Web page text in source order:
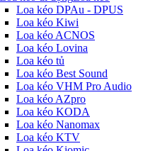
Loa kéo DPAu - DPUS
Loa kéo Kiwi
Loa kéo ACNOS
Loa kéo Lovina
Loa kéo tủ
Loa kéo Best Sound
Loa kéo VHM Pro Audio
Loa kéo AZpro
Loa kéo KODA
Loa kéo Nanomax
Loa kéo KTV